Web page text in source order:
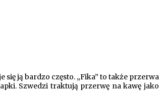
ją bardzo często. „Fika” to także przerwa
Szwedzi traktują przerwę na kawę jako